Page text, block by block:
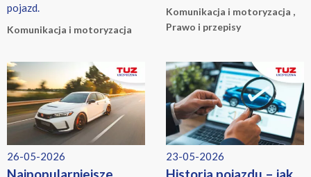
pojazd.
Komunikacja i motoryzacja
Komunikacja i motoryzacja ,
Prawo i przepisy
26-05-2026
Najpopularniejsze
23-05-2026
Historia pojazdu – jak